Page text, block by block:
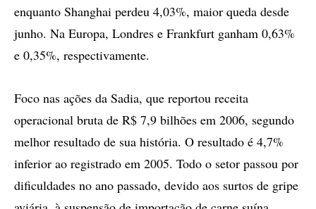
enquanto Shanghai perdeu 4,03%, maior queda desde
junho. Na Europa, Londres e Frankfurt ganham 0,63%
e 0,35%, respectivamente.
Foco nas ações da Sadia, que reportou receita
operacional bruta de R$ 7,9 bilhões em 2006, segundo
melhor resultado de sua história. O resultado é 4,7%
inferior ao registrado em 2005. Todo o setor passou por
dificuldades no ano passado, devido aos surtos de gripe